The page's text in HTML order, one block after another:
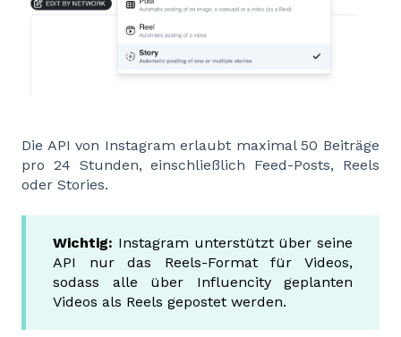
Die API von Instagram erlaubt maximal 50 Beiträge
pro 24 Stunden, einschließlich Feed-Posts, Reels
oder Stories.
Wichtig: Instagram unterstützt über seine
API nur das Reels-Format für Videos,
sodass alle über Influencity geplanten
Videos als Reels gepostet werden.